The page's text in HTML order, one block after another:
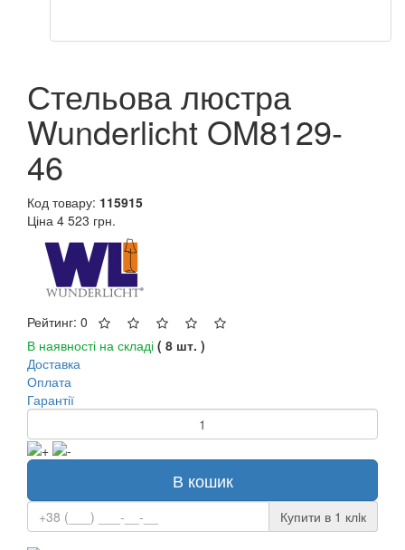
Стельова люстра
Wunderlicht OM8129-
46
Код товару: 115915
Ціна 4 523 грн.
Рейтинг: 0
В наявності на складі ( 8 шт. )
Доставка
Оплата
Гарантії
В кошик
Купити в 1 клiк